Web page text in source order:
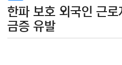
한파 보호 외국인 근
금증 유발